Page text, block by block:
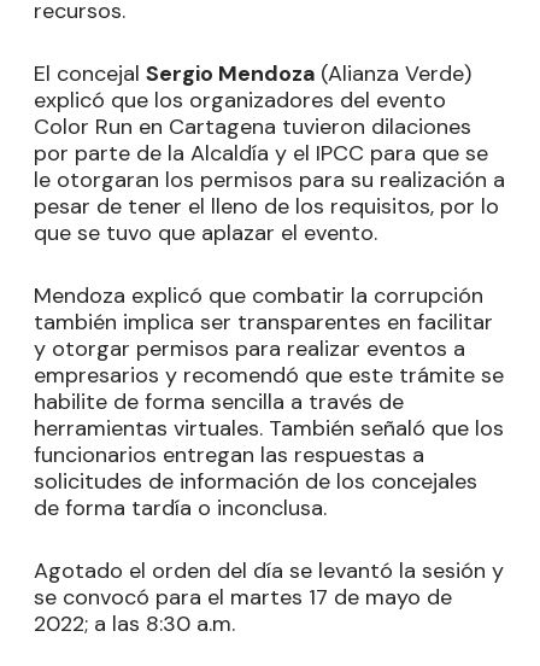
recursos.
El concejal Sergio Mendoza (Alianza Verde)
explicó que los organizadores del evento
Color Run en Cartagena tuvieron dilaciones
por parte de la Alcaldía y el IPCC para que se
le otorgaran los permisos para su realización a
pesar de tener el lleno de los requisitos, por lo
que se tuvo que aplazar el evento.
Mendoza explicó que combatir la corrupción
también implica ser transparentes en facilitar
y otorgar permisos para realizar eventos a
empresarios y recomendó que este trámite se
habilite de forma sencilla a través de
herramientas virtuales. También señaló que los
funcionarios entregan las respuestas a
solicitudes de información de los concejales
de forma tardía o inconclusa.
Agotado el orden del día se levantó la sesión y
se convocó para el martes 17 de mayo de
2022; a las 8:30 a.m.